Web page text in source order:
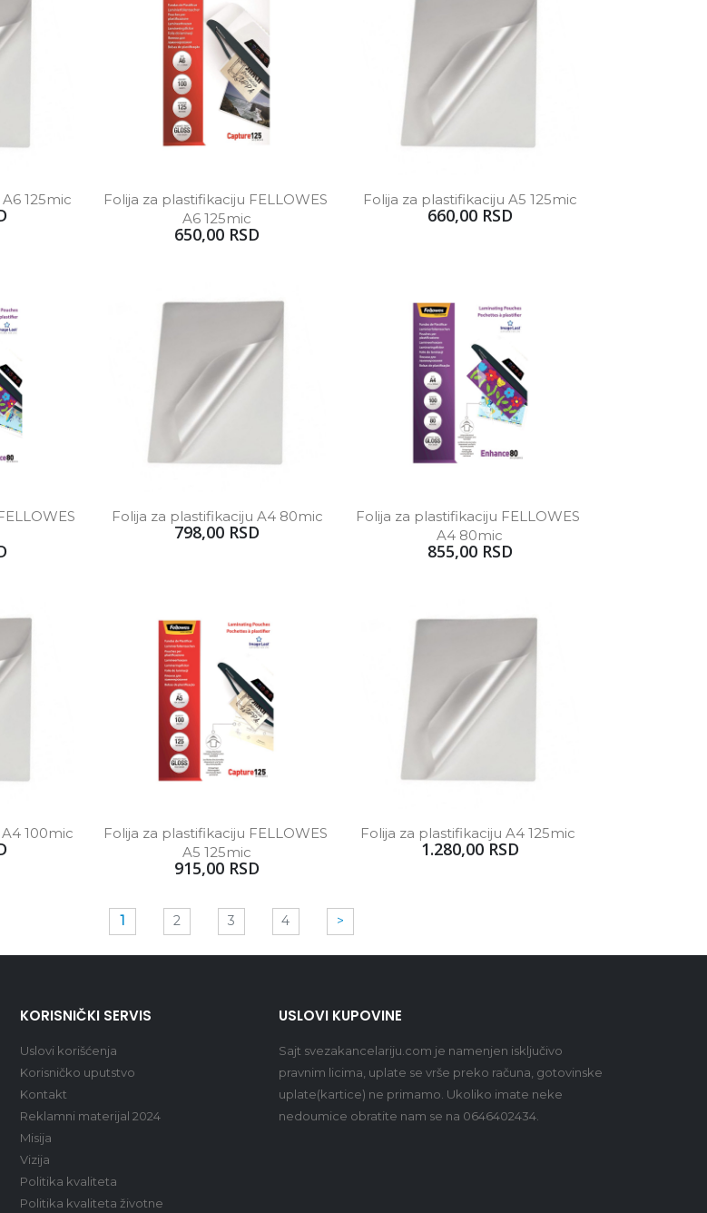
125mic
Folija za plastifikaciju FELLOWES
A6 125mic
650,00 RSD
Folija za plastifikaciju A5 125mic
660,00 RSD
Folija za plastifikaciju A4 80mic
798,00 RSD
Folija za plastifikaciju FELLOWES
A4 80mic
855,00 RSD
100mic
Folija za plastifikaciju FELLOWES
A5 125mic
915,00 RSD
Folija za plastifikaciju A4 125mic
1.280,00 RSD
1 2 3 4 >
KORISNIČKI SERVIS
Uslovi korišćenja
Korisničko uputstvo
Kontakt
Reklamni materijal 2024
Misija
Vizija
Politika kvaliteta
Politika kvaliteta životne
USLOVI KUPOVINE
Sajt svezakancelariju.com je namenjen isključivo
pravnim licima, uplate se vrše preko računa, gotovinske
uplate(kartice) ne primamo. Ukoliko imate neke
nedoumice obratite nam se na 0646402434.